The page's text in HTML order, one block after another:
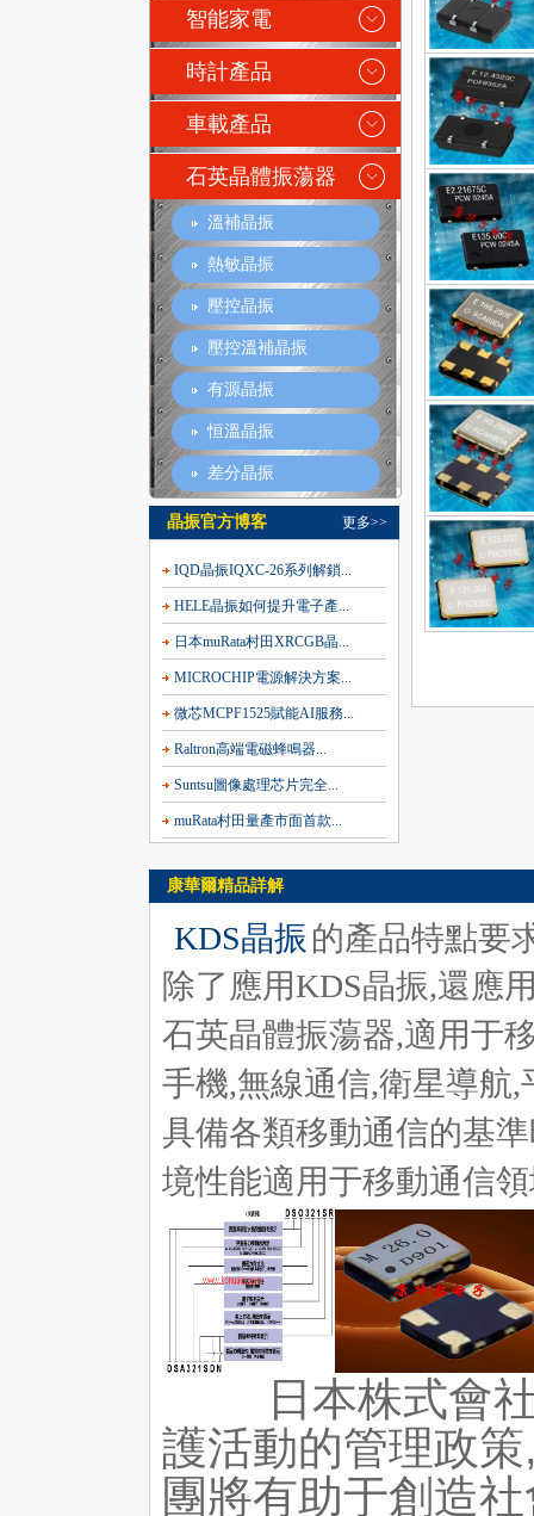
智能家電
時計產品
車載產品
石英晶體振蕩器
溫補晶振
熱敏晶振
壓控晶振
壓控溫補晶振
有源晶振
恒溫晶振
差分晶振
晶振官方博客 更多>>
IQD晶振IQXC-26系列解鎖...
HELE晶振如何提升電子產...
日本muRata村田XRCGB晶...
MICROCHIP電源解決方案...
微芯MCPF1525賦能AI服務...
Raltron高端電磁蜂鳴器...
Suntsu圖像處理芯片完全...
muRata村田量產市面首款...
康華爾精品詳解
KDS晶振 的產品特點要
除了應用KDS晶振,還應
石英晶體振蕩器,適用于
手機,無線通信,衛星導航
具備各類移動通信的基
境性能適用于移動通信
日本株式會
護活動的管理政
團將有助于創造